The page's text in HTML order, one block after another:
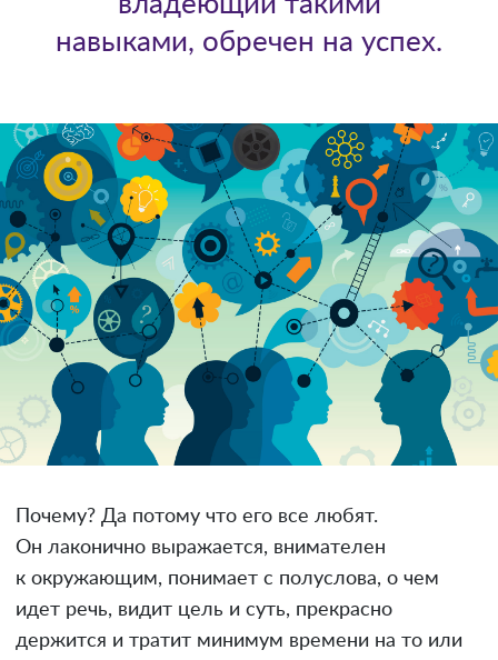
навыками, обречен на успех.
Почему? Да потому что его все любят.
Он лаконично выражается, внимателен
к окружающим, понимает с полуслова, о чем
идет речь, видит цель и суть, прекрасно
держится и тратит минимум времени на то или